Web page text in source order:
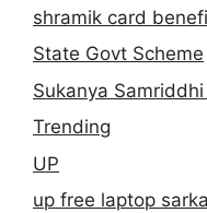
shramik card
State Govt Scheme
Sukanya
Trending
UP
up free laptop